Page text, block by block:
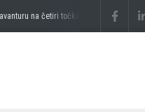
na četiri točkaprije 3 sedmice